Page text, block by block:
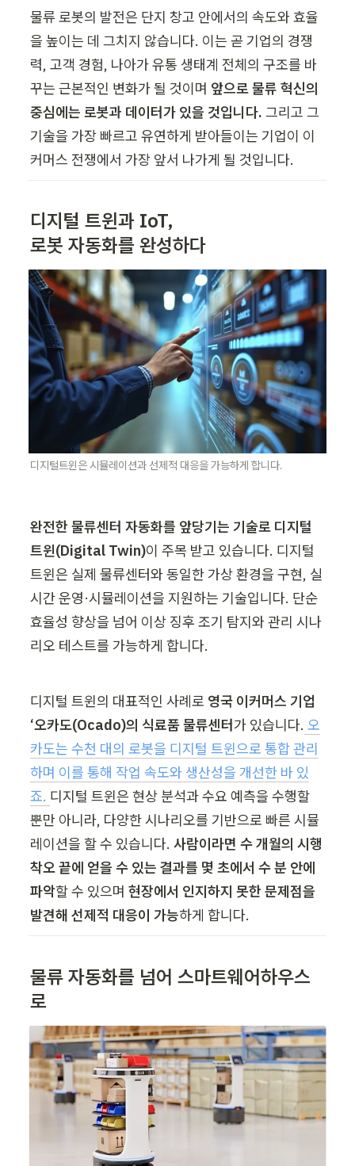
물류 로봇의 발전은 단지 창고 안에서의 속도와 효율
을 높이는 데 그치지 않습니다. 이는 곧 기업의 경쟁
력, 고객 경험, 나아가 유통 생태계 전체의 구조를 바
꾸는 근본적인 변화가 될 것이며 앞으로 물류 혁신의
중심에는 로봇과 데이터가 있을 것입니다. 그리고 그
기술을 가장 빠르고 유연하게 받아들이는 기업이 이
커머스 전쟁에서 가장 앞서 나가게 될 것입니다.
디지털 트윈과 IoT,
로봇 자동화를 완성하다
디지털트윈은 시뮬레이션과 선제적 대응을 가능하게 합니다.
완전한 물류센터 자동화를 앞당기는 기술로 디지털
트윈(Digital Twin)이 주목 받고 있습니다. 디지털
트윈은 실제 물류센터와 동일한 가상 환경을 구현, 실
시간 운영·시뮬레이션을 지원하는 기술입니다. 단순
효율성 향상을 넘어 이상 징후 조기 탐지와 관리 시나
리오 테스트를 가능하게 합니다.
디지털 트윈의 대표적인 사례로 영국 이커머스 기업
‘오카도(Ocado)의 식료품 물류센터가 있습니다. 오
카도는 수천 대의 로봇을 디지털 트윈으로 통합 관리
하며 이를 통해 작업 속도와 생산성을 개선한 바 있
죠. 디지털 트윈은 현상 분석과 수요 예측을 수행할
뿐만 아니라, 다양한 시나리오를 기반으로 빠른 시뮬
레이션을 할 수 있습니다. 사람이라면 수 개월의 시행
착오 끝에 얻을 수 있는 결과를 몇 초에서 수 분 안에
파악할 수 있으며 현장에서 인지하지 못한 문제점을
발견해 선제적 대응이 가능하게 합니다.
물류 자동화를 넘어 스마트웨어하우스
로